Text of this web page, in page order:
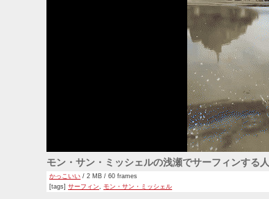
モン・サン・ミッシェルの浅瀬でサーフィンする人
かっこいい / 2 MB / 60 frames
[tags]サーフィン ,モン・サン・ミッシェル